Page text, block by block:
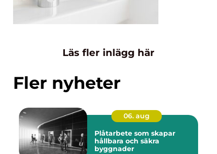
Läs fler inlägg här
Fler nyheter
06. aug
Plåtarbete som skapar
hållbara och säkra
byggnader